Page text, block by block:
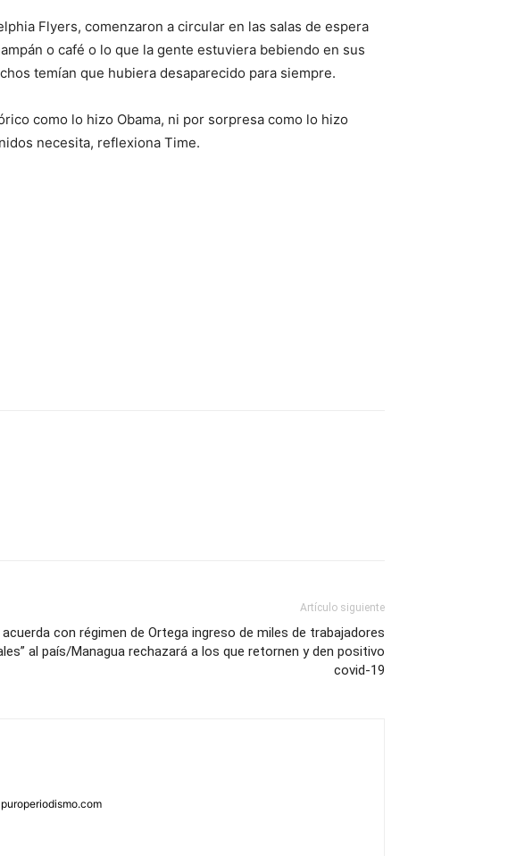
Flyers, comenzaron a circular en las salas de espera
o café o lo que la gente estuviera bebiendo en sus
temían que hubiera desaparecido para siempre.
como lo hizo Obama, ni por sorpresa como lo hizo
necesita, reflexiona Time.
Artículo siguiente
acuerda con régimen de Ortega ingreso de miles de trabajadores
al país/Managua rechazará a los que retornen y den positivo
covid-19